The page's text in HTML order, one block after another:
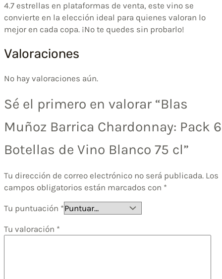
4.7 estrellas en plataformas de venta, este vino se
convierte en la elección ideal para quienes valoran lo
mejor en cada copa. ¡No te quedes sin probarlo!
Valoraciones
No hay valoraciones aún.
Sé el primero en valorar “Blas
Muñoz Barrica Chardonnay: Pack 6
Botellas de Vino Blanco 75 cl”
Tu dirección de correo electrónico no será publicada. Los
campos obligatorios están marcados con *
Tu puntuación *
Tu valoración *